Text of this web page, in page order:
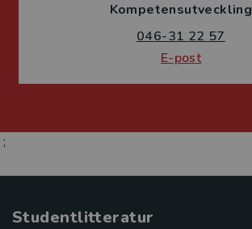
Kompetensutveckling
046-31 22 57
E-post
;
Studentlitteratur